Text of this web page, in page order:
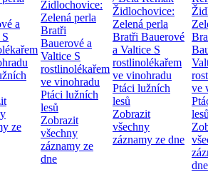
a
S
ze
Židlochovice:
Zelená perla
Bratři
Bauerové a
Valtice S
rostlinolékařem
ve vinohradu
Ptáci lužních
lesů
Zobrazit
všechny
záznamy ze
dne
Židlochovice:
Zelená perla
Bratři Bauerové
a Valtice S
rostlinolékařem
ve vinohradu
Ptáci lužních
lesů
Zobrazit
všechny
záznamy ze dne
ve
dne